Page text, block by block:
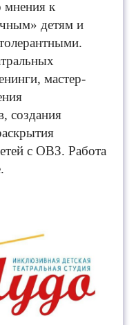
мнения к
детям и
мастер-
создания
с ОВЗ. Работа